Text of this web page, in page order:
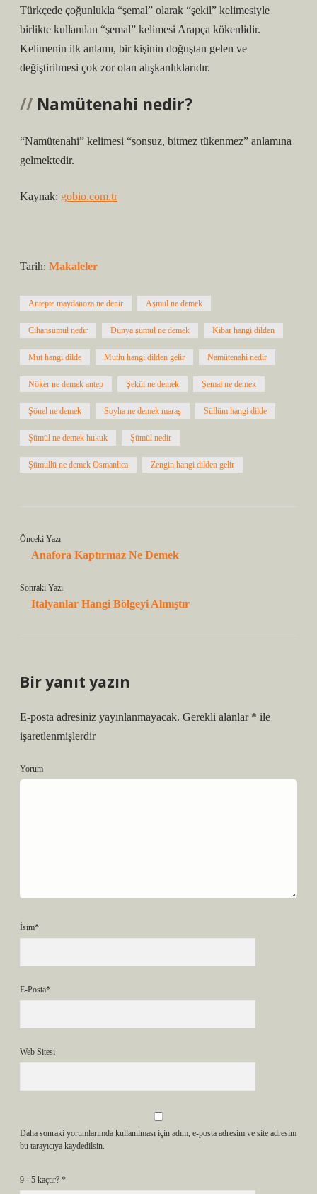
Türkçede çoğunlukla “şemal” olarak “şekil” kelimesiyle
birlikte kullanılan “şemal” kelimesi Arapça kökenlidir.
Kelimenin ilk anlamı, bir kişinin doğuştan gelen ve
değiştirilmesi çok zor olan alışkanlıklarıdır.
Namütenahi nedir?
“Namütenahi” kelimesi “sonsuz, bitmez tükenmez” anlamına
gelmektedir.
Kaynak: gobio.com.tr
Tarih: Makaleler
Antepte maydanoza ne denir Aşmul ne demek
Cihansümul nedir Dünya şümul ne demek Kibar hangi dilden
Mut hangi dilde Mutlu hangi dilden gelir Namütenahi nedir
Nöker ne demek antep Şekül ne demek Şemal ne demek
Şönel ne demek Soyha ne demek maraş Süllüm hangi dilde
Şümül ne demek hukuk Şümül nedir
Şümullü ne demek Osmanlıca Zengin hangi dilden gelir
Önceki Yazı
Anafora Kaptırmaz Ne Demek
Sonraki Yazı
Italyanlar Hangi Bölgeyi Almıştır
Bir yanıt yazın
E-posta adresiniz yayınlanmayacak. Gerekli alanlar * ile
işaretlenmişlerdir
Yorum
İsim*
E-Posta*
Web Sitesi
Daha sonraki yorumlarımda kullanılması için adım, e-posta adresim ve site adresim
bu tarayıcıya kaydedilsin.
9 - 5 kaçtır? *